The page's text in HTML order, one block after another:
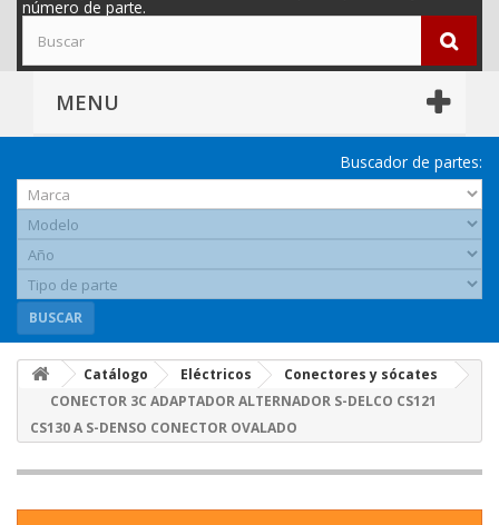
número de parte.
MENU
Buscador de partes:
BUSCAR
Catálogo Eléctricos
Conectores y sócates
CONECTOR 3C ADAPTADOR ALTERNADOR S-DELCO CS121
CS130 A S-DENSO CONECTOR OVALADO